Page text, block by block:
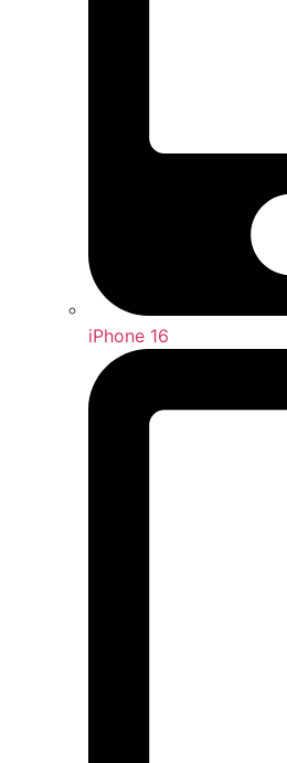
iPhone 16